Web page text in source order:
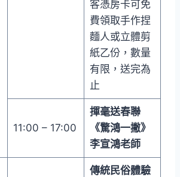
客憑房卡可免
費領取手作捏
麵人或立體剪
紙乙份，數量
有限，送完為
止
11:00 – 17:00
揮毫送春聯
《驚鴻一撇》
李宣鴻老師
傳統民俗體驗